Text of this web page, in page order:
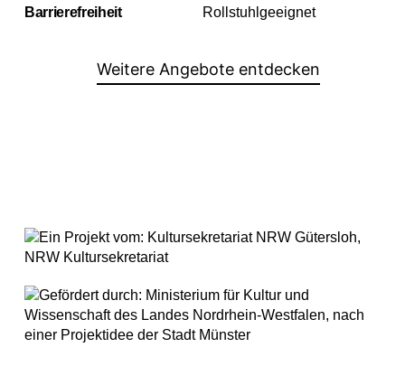
Barrierefreiheit
Rollstuhlgeeignet
Weitere Angebote entdecken